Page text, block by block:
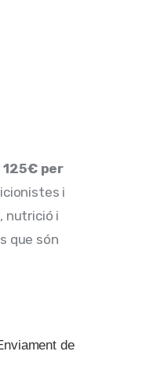
125€ per
i
nutrició i
que són
de